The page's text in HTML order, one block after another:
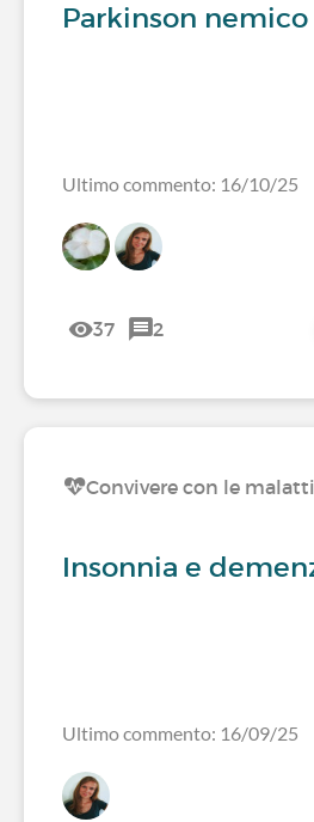
Parkinson
Ultimo commento: 16/10/25
37 2
Convivere con le
Insonnia e
Ultimo commento: 16/09/25